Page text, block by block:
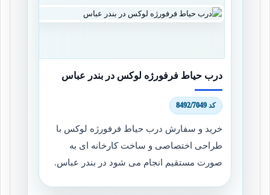
درب حیاط فرفورژه لوکس در بندر عباس
کد 8492/7049
خرید و سفارش درب حیاط فرفورژه لوکس با
طراحی اختصاصی و ساخت کارخانه ای به
صورت مستقیم انجام می شود در بندر عباس.